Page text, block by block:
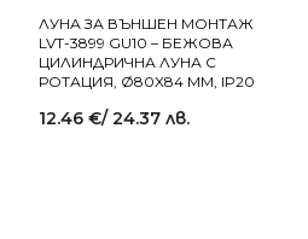
ЛУНА ЗА ВЪНШЕН МОНТАЖ
LVT-3899 GU10 – БЕЖОВА
ЦИЛИНДРИЧНА ЛУНА С
РОТАЦИЯ, Ø80X84 MM, IP20
12.46 €/ 24.37 лв.